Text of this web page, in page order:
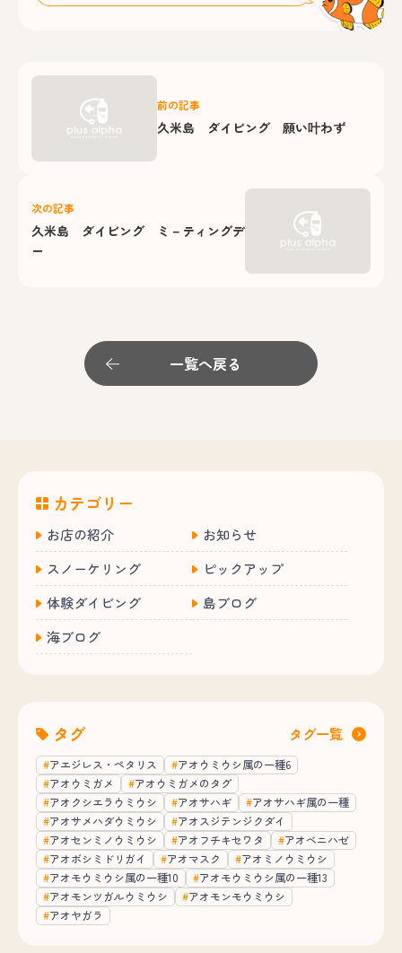
前の記事
久米島 ダイビング 願い叶わず
次の記事
久米島 ダイビング ミ－ティングデ
ー
一覧へ戻る
カテゴリー
お店の紹介
お知らせ
スノーケリング
ピックアップ
体験ダイビング
島ブログ
海ブログ
タグ タグ一覧
アエジレス・ペタリス
アオウミウシ属の一種6
アオウミガメ
アオウミガメのタグ
アオクシエラウミウシ
アオサハギ
アオサハギ属の一種
アオサメハダウミウシ
アオスジテンジクダイ
アオセンミノウミウシ
アオフチキセワタ
アオベニハゼ
アオボシミドリガイ
アオマスク
アオミノウミウシ
アオモウミウシ属の一種10
アオモウミウシ属の一種13
アオモンツガルウミウシ
アオモンモウミウシ
アオヤガラ